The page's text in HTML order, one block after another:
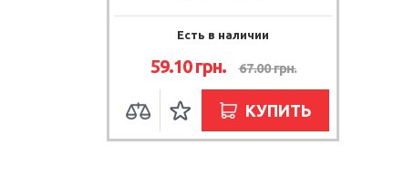
Есть в наличии
59.10грн. 67.00грн.
КУПИТЬ